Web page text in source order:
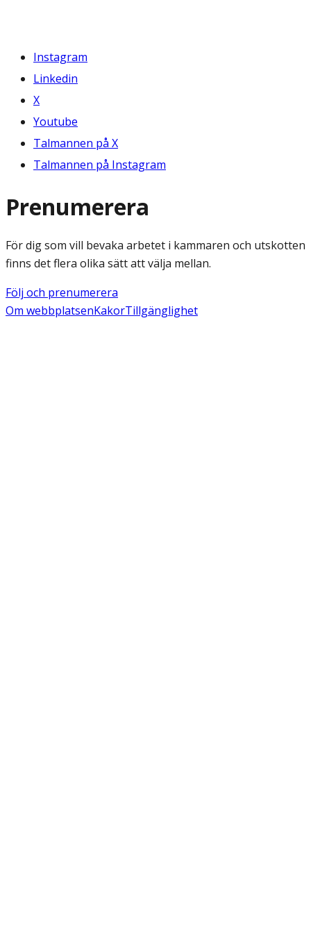
Instagram
Linkedin
X
Youtube
Talmannen på X
Talmannen på Instagram
Prenumerera
För dig som vill bevaka arbetet i kammaren och utskotten
finns det flera olika sätt att välja mellan.
Följ och prenumerera
Om webbplatsenKakorTillgänglighet